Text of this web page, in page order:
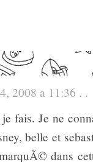
2008 a 11:36 . .
fais. Je ne
belle et
dans